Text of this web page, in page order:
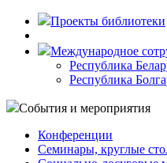
Проекты библиотеки
Международное
Республика
Республика
События и мероприятия
Конференции
Семинары, круглые